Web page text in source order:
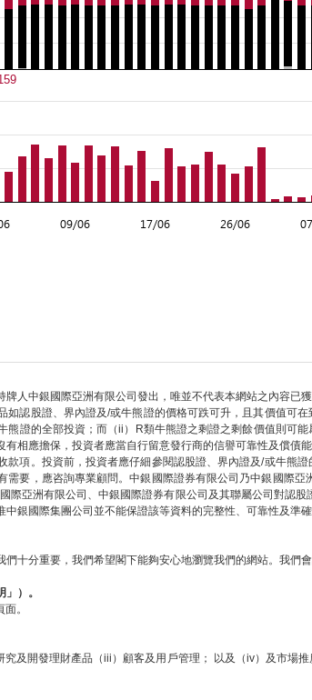
人中銀國際亞洲有限公司發出，唯並不代表本網站之內容
認股證、界內證及/或牛熊證的價格可跌可升，且其價值可
證的全部投資；而（ii）R類牛熊證之剩證之剩餘價值則可
相應擔保，投資者應當自行留意發行商的信譽可靠性及償
項。投資前，投資者應仔細參閱認股證、界內證及/或牛熊
要，應咨詢專業顧問。中銀國際證券有限公司乃中銀國際
際亞洲有限公司、中銀國際證券有限公司及其聯屬公司對認
銀國際集團公司並不能保證該等資料的完整性、可靠性及準
十分重要，我們希望閣下能夠安心地瀏覽我們的網站。我們
）。
。
及開發理財產品（iii）顧客及用戶管理； 以及（iv）及市場